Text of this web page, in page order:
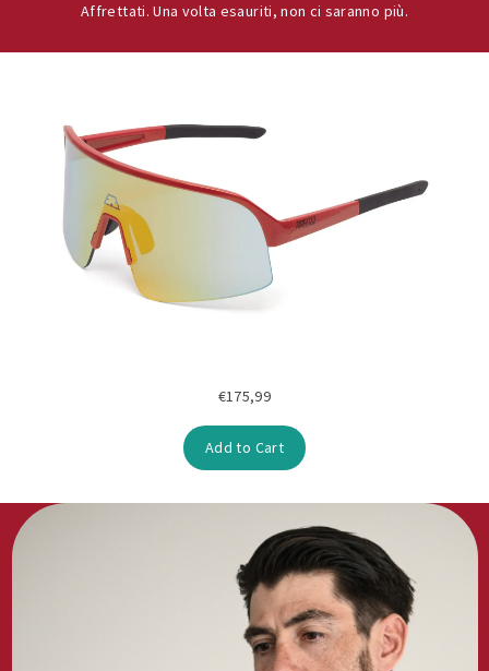
Affrettati. Una volta esauriti, non ci saranno più.
€175,99
Add to Cart